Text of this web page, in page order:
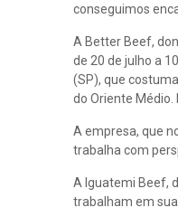
conseguimos
A Better Beef,
de 20 de julho a
(SP), que
do Oriente
A empresa, que
trabalha com
A Iguatemi Beef,
trabalham em